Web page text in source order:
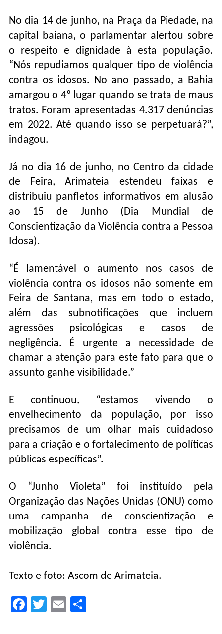
No dia 14 de junho, na Praça da Piedade, na
capital baiana, o parlamentar alertou sobre
o respeito e dignidade à esta população.
“Nós repudiamos qualquer tipo de violência
contra os idosos. No ano passado, a Bahia
amargou o 4º lugar quando se trata de maus
tratos. Foram apresentadas 4.317 denúncias
em 2022. Até quando isso se perpetuará?”,
indagou.
Já no dia 16 de junho, no Centro da cidade
de Feira, Arimateia estendeu faixas e
distribuiu panfletos informativos em alusão
ao 15 de Junho (Dia Mundial de
Conscientização da Violência contra a Pessoa
Idosa).
“É lamentável o aumento nos casos de
violência contra os idosos não somente em
Feira de Santana, mas em todo o estado,
além das subnotificações que incluem
agressões psicológicas e casos de
negligência. É urgente a necessidade de
chamar a atenção para este fato para que o
assunto ganhe visibilidade.”
E continuou, “estamos vivendo o
envelhecimento da população, por isso
precisamos de um olhar mais cuidadoso
para a criação e o fortalecimento de políticas
públicas específicas”.
O “Junho Violeta” foi instituído pela
Organização das Nações Unidas (ONU) como
uma campanha de conscientização e
mobilização global contra esse tipo de
violência.
Texto e foto: Ascom de Arimateia.
Facebook
TwitterEmail